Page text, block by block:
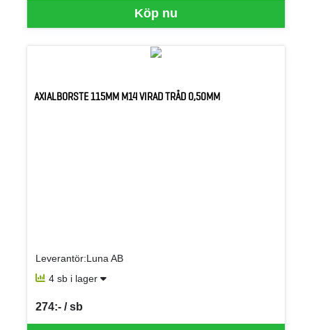
Köp nu
AXIALBORSTE 115MM M14 VIRAD TRÅD 0,50MM
Leverantör:Luna AB
4 sb i lager
274:- / sb
SEK per SB